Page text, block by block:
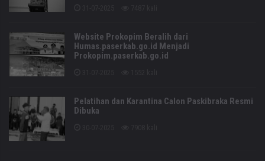
Website Prokopim Beralih dari
Humas.paserkab.go.id Menjadi
Prokopim.paserkab.go.id
Pelatihan dan Karantina Calon Paskibraka Resmi
Dibuka